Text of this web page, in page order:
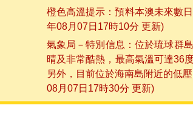
橙色高溫提示：預料本澳未來數
年08月07日17時10分 更新)
氣象局－特別信息：位於琉球群
晴及非常酷熱，最高氣溫可達36
另外，目前位於海南島附近的低
08月07日17時30分 更新)